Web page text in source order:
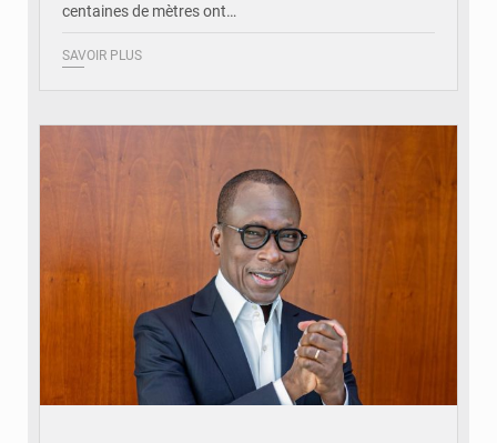
centaines de mètres ont…
SAVOIR PLUS